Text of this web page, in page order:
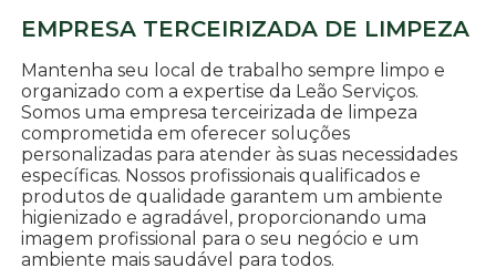
EMPRESA TERCEIRIZADA DE LIMPEZA
Mantenha seu local de trabalho sempre limpo e
organizado com a expertise da Leão Serviços.
Somos uma empresa terceirizada de limpeza
comprometida em oferecer soluções
personalizadas para atender às suas necessidades
específicas. Nossos profissionais qualificados e
produtos de qualidade garantem um ambiente
higienizado e agradável, proporcionando uma
imagem profissional para o seu negócio e um
ambiente mais saudável para todos.